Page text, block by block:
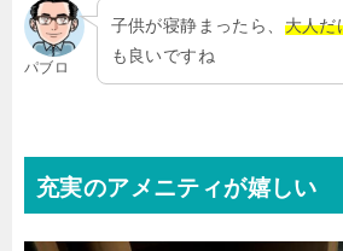
パブロ
子供が寝静まったら、 大人だ
も良いですね
充実のアメニティが嬉しい